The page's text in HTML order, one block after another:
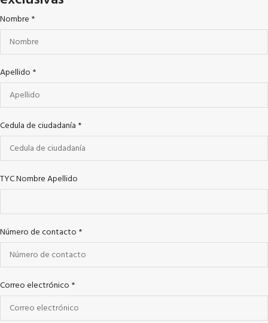
Nombre *
Apellido *
Cedula de ciudadanía *
TYC Nombre Apellido
Número de contacto *
Correo electrónico *